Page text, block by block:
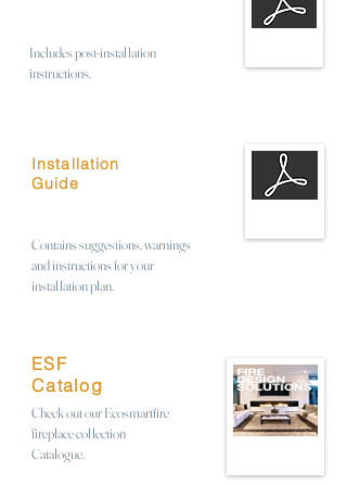
Includes post-installation
instructions.
Installation
Guide
Contains suggestions, warnings
and instructions for your
installation plan.
ESF
Catalog
Check out our Ecosmartfire
fireplace collection
Catalogue.